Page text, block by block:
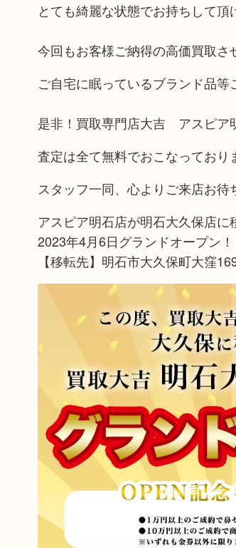
とても綺麗な状態でお持ちして頂
今回もお客様ご納得の高価買取さ
ご自宅に眠っているブランド品等
是非！買取専門店大吉 アスピア
査定は全て無料でおこなってお
スタッフ一同、心よりご来店お待
アスピア明石店が明石大久保店に
2023年4月6日グランドオープン！
【移転先】明石市大久保町大窪